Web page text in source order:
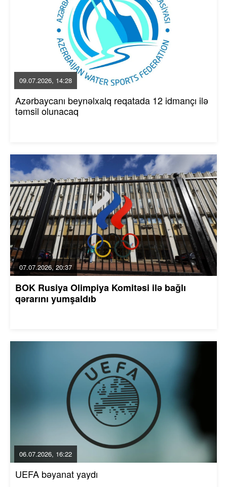
09.07.2026, 14:28
Azərbaycanı beynəlxalq reqatada 12 idmançı ilə
təmsil olunacaq
07.07.2026, 20:37
BOK Rusiya Olimpiya Komitəsi ilə bağlı
qərarını yumşaldıb
06.07.2026, 16:22
UEFA bəyanat yaydı